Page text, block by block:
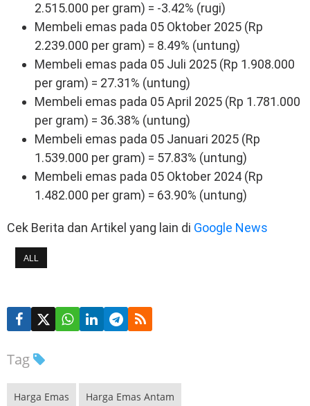
2.515.000 per gram) = -3.42% (rugi)
Membeli emas pada 05 Oktober 2025 (Rp
2.239.000 per gram) = 8.49% (untung)
Membeli emas pada 05 Juli 2025 (Rp 1.908.000
per gram) = 27.31% (untung)
Membeli emas pada 05 April 2025 (Rp 1.781.000
per gram) = 36.38% (untung)
Membeli emas pada 05 Januari 2025 (Rp
1.539.000 per gram) = 57.83% (untung)
Membeli emas pada 05 Oktober 2024 (Rp
1.482.000 per gram) = 63.90% (untung)
Cek Berita dan Artikel yang lain di Google News
ALL
Tag
Harga Emas Harga Emas Antam